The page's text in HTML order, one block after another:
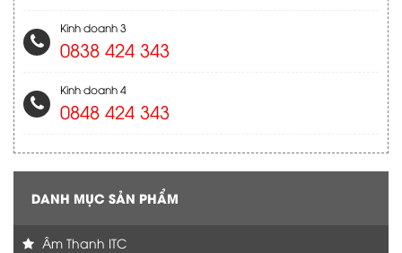
Kinh doanh 3
0838 424 343
Kinh doanh 4
0848 424 343
DANH MỤC SẢN PHẨM
Âm Thanh ITC